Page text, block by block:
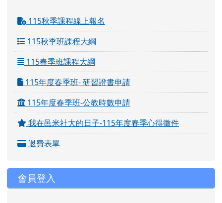
115秋季課程線上報名
115秋季班課程大綱
115春季班課程大綱
115年度春季班- 研習證書申請
115年度春季班-公教時數申請
我在邑米社大的日子-115年度春季心得徵件
退費表單
會員登入